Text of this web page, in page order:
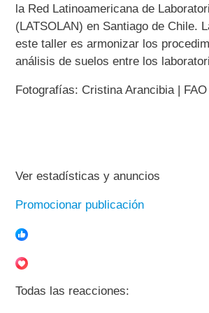
la Red Latinoamericana de
(LATSOLAN) en Santiago de Chile.
este taller es armonizar los
análisis de suelos entre los
Fotografías: Cristina Arancibia | FAO
Ver estadísticas y anuncios
Promocionar publicación
Todas las reacciones: